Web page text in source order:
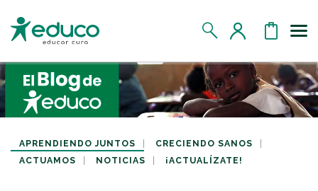
MIS DATOS
MIS APADRINADOS
APRENDIENDO JUNTOS
CRECIENDO SANOS
ACTUAMOS
NOTICIAS ¡ACTUALÍZATE!